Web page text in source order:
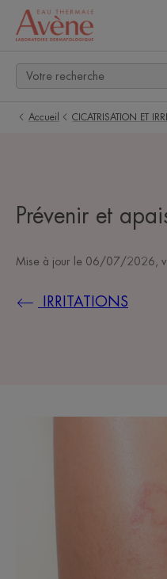
Accueil CICATRISATION ET
Prévenir et
Mise à jour le 06/07/2026 ,
IRRITATIONS